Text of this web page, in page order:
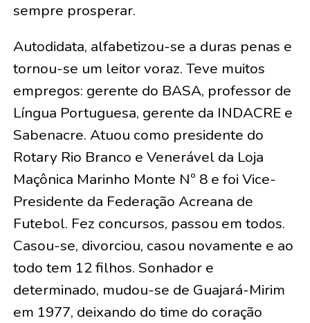
sempre prosperar.
Autodidata, alfabetizou-se a duras penas e
tornou-se um leitor voraz. Teve muitos
empregos: gerente do BASA, professor de
Língua Portuguesa, gerente da INDACRE e
Sabenacre. Atuou como presidente do
Rotary Rio Branco e Venerável da Loja
Maçônica Marinho Monte Nº 8 e foi Vice-
Presidente da Federação Acreana de
Futebol. Fez concursos, passou em todos.
Casou-se, divorciou, casou novamente e ao
todo tem 12 filhos. Sonhador e
determinado, mudou-se de Guajará-Mirim
em 1977, deixando do time do coração